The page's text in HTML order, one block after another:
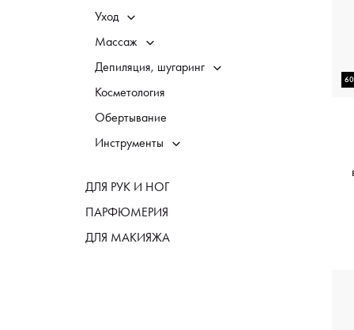
Уход
Массаж
Депиляция, шугаринг
Косметология
Обертывание
Инструменты
ДЛЯ РУК И НОГ
ПАРФЮМЕРИЯ
ДЛЯ МАКИЯЖА
60